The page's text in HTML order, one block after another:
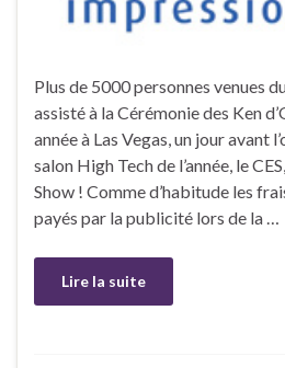
Plus de 5000 personnes venues
assisté à la Cérémonie des Ken
année à Las Vegas, un jour avant
salon High Tech de l’année, le
Show ! Comme d’habitude les
payés par la publicité lors de la …
Lire la suite